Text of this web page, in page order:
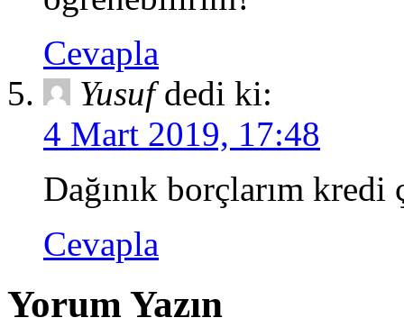
Cevapla
Yusuf dedi ki:
4 Mart 2019, 17:48
Dağınık borçlarım
Cevapla
Yorum Yazın